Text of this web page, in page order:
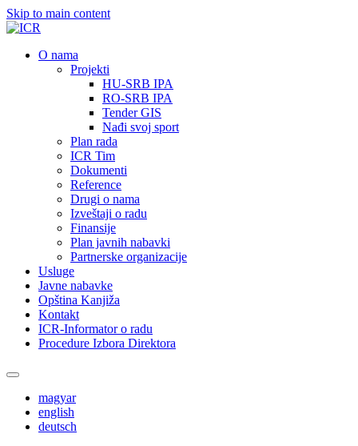
Skip to main content
О nama
Projekti
HU-SRB IPA
RO-SRB IPA
Tender GIS
Nađi svoj sport
Plan rada
ICR Tim
Dokumenti
Reference
Drugi o nama
Izveštaji o radu
Finansije
Plan javnih nabavki
Partnerske organizacije
Usluge
Javne nabavke
Opština Kanjiža
Kontakt
ICR-Informator o radu
Procedure Izbora Direktora
magyar
english
deutsch